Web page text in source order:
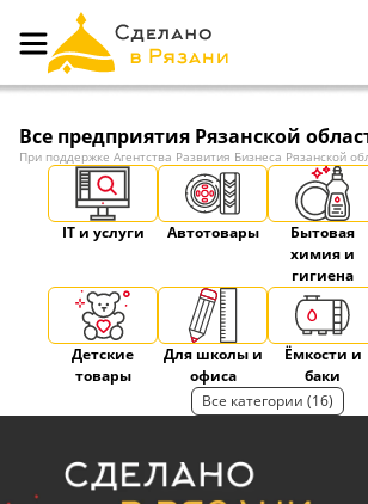
Все предприятия Рязанской
При поддержке Агентства Развития Бизнеса Рязанской
IT и услуги Автотовары
Бытовая
химия и
гигиена
Детские
товары
Для школы и
офиса
Ёмкости и
баки
Все категории (16)